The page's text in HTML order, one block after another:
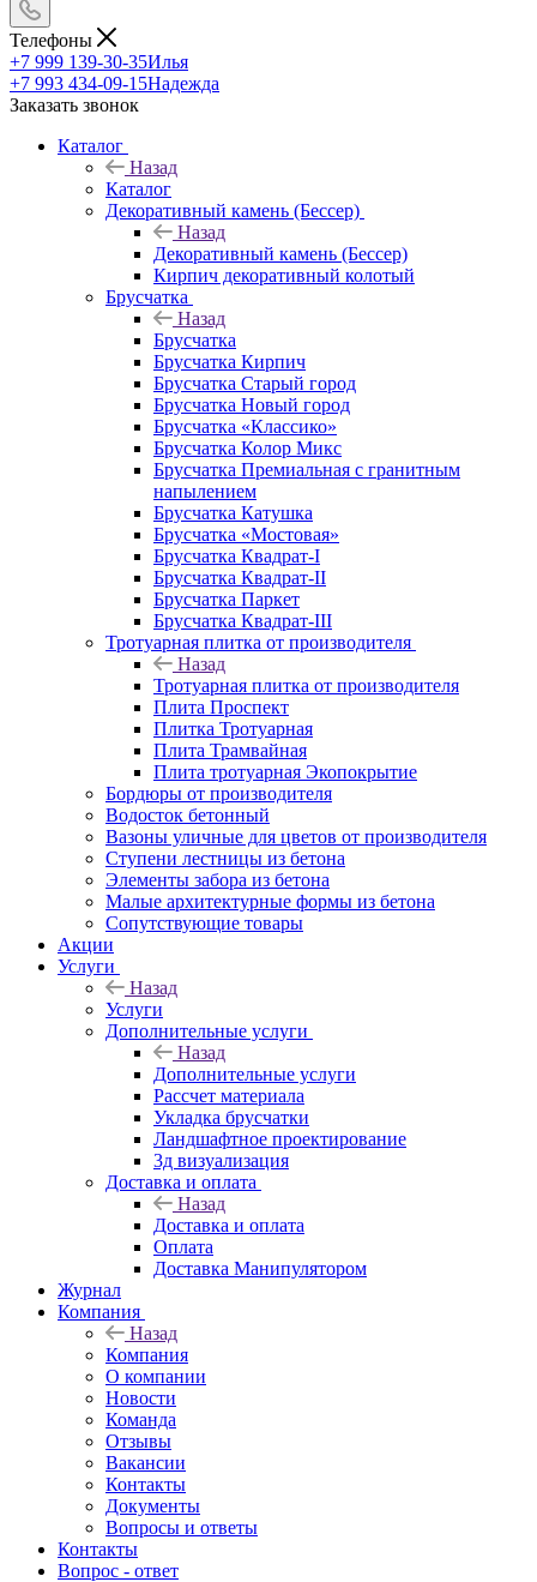
Телефоны
+7 999 139-30-35Илья
+7 993 434-09-15Надежда
Заказать звонок
Каталог
Назад
Каталог
Декоративный камень (Бессер)
Назад
Декоративный камень (Бессер)
Кирпич декоративный колотый
Брусчатка
Назад
Брусчатка
Брусчатка Кирпич
Брусчатка Старый город
Брусчатка Новый город
Брусчатка «Классико»
Брусчатка Колор Микс
Брусчатка Премиальная с гранитным
напылением
Брусчатка Катушка
Брусчатка «Мостовая»
Брусчатка Квадрат-I
Брусчатка Квадрат-II
Брусчатка Паркет
Брусчатка Квадрат-III
Тротуарная плитка от производителя
Назад
Тротуарная плитка от производителя
Плита Проспект
Плитка Тротуарная
Плита Трамвайная
Плита тротуарная Экопокрытие
Бордюры от производителя
Водосток бетонный
Вазоны уличные для цветов от производителя
Ступени лестницы из бетона
Элементы забора из бетона
Малые архитектурные формы из бетона
Сопутствующие товары
Акции
Услуги
Назад
Услуги
Дополнительные услуги
Назад
Дополнительные услуги
Рассчет материала
Укладка брусчатки
Ландшафтное проектирование
3д визуализация
Доставка и оплата
Назад
Доставка и оплата
Оплата
Доставка Манипулятором
Журнал
Компания
Назад
Компания
О компании
Новости
Команда
Отзывы
Вакансии
Контакты
Документы
Вопросы и ответы
Контакты
Вопрос - ответ